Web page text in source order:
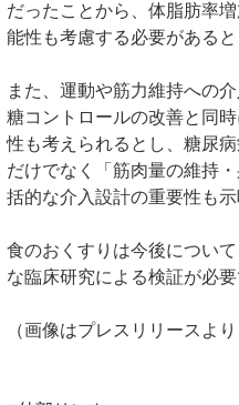
だったことから、体脂肪率
能性も考慮する必要があると
また、運動や筋力維持への
糖コントロールの改善と同
性も考えられるとし、糖尿
だけでなく「筋肉量の維持
括的な介入設計の重要性も示
食のおくすりは今後につい
な臨床研究による検証が必
（画像はプレスリリースより